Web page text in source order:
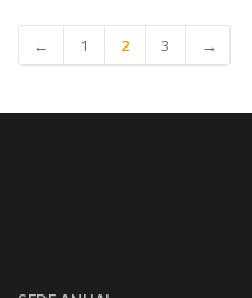
← 1 2 3 →